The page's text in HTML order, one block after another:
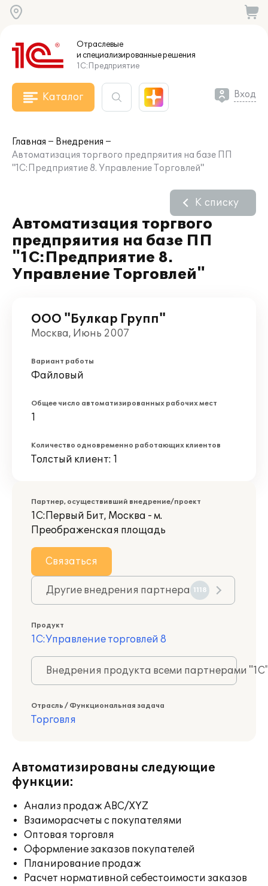
Отраслевые
и специализированныерешения
1С:Предприятие
Каталог Вход
Главная
Внедрения
Автоматизация торгвого предпряития на базе ПП
"1С:Предприятие 8. Управление Торговлей"
Автоматизация торгвого
предпряития на базе ПП
"1С:Предприятие 8.
Управление Торговлей"
К списку
ООО "Булкар Групп"
Москва, Июнь 2007
Вариант работы
Файловый
Общее число автоматизированных рабочих мест
1
Количество одновременно работающих клиентов
Толстый клиент: 1
Партнер, осуществивший внедрение/проект
1С:Первый Бит, Москва - м.
Преображенская площадь
Связаться
Другие внедрения партнера 1118
Продукт
1С:Управление торговлей 8
Внедрения продукта всеми партнерами
Отрасль / Функциональная задача
Торговля
Автоматизированы следующие
функции:
Анализ продаж ABC/XYZ
Взаиморасчеты с покупателями
Оптовая торговля
Оформление заказов покупателей
Планирование продаж
Расчет нормативной себестоимости заказов